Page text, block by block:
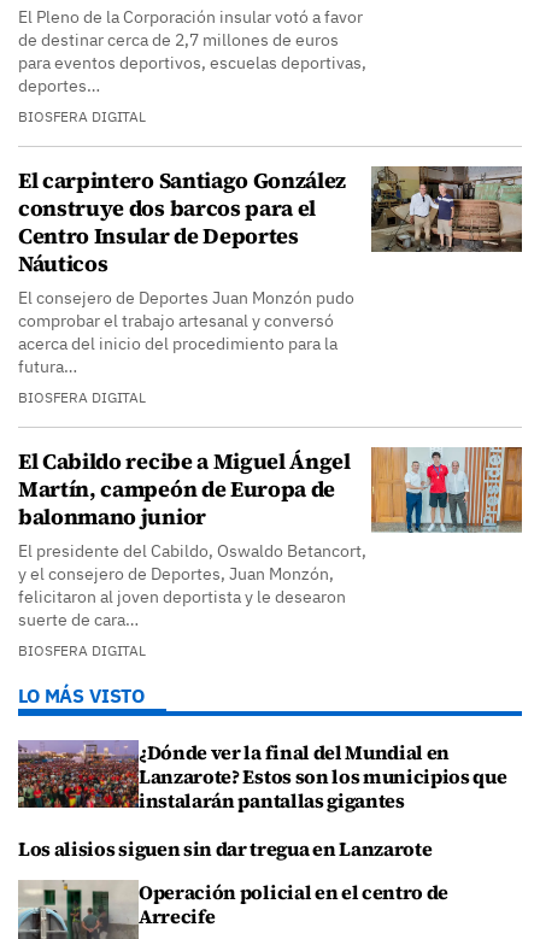
El Pleno de la Corporación insular votó a favor
de destinar cerca de 2,7 millones de euros
para eventos deportivos, escuelas deportivas,
deportes…
BIOSFERA DIGITAL
El carpintero Santiago González
construye dos barcos para el
Centro Insular de Deportes
Náuticos
El consejero de Deportes Juan Monzón pudo
comprobar el trabajo artesanal y conversó
acerca del inicio del procedimiento para la
futura…
BIOSFERA DIGITAL
El Cabildo recibe a Miguel Ángel
Martín, campeón de Europa de
balonmano junior
El presidente del Cabildo, Oswaldo Betancort,
y el consejero de Deportes, Juan Monzón,
felicitaron al joven deportista y le desearon
suerte de cara…
BIOSFERA DIGITAL
LO MÁS VISTO
¿Dónde ver la final del Mundial en
Lanzarote? Estos son los municipios que
instalarán pantallas gigantes
Los alisios siguen sin dar tregua en Lanzarote
Operación policial en el centro de
Arrecife